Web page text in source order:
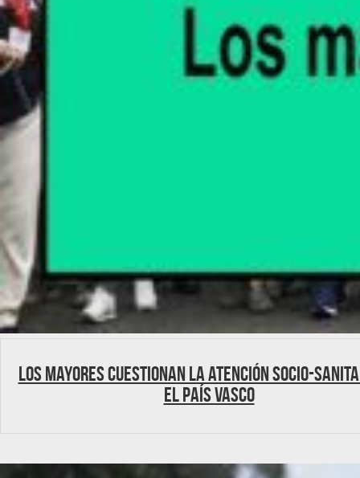
Los mayores cuestionan la atención socio-
el País Vasco